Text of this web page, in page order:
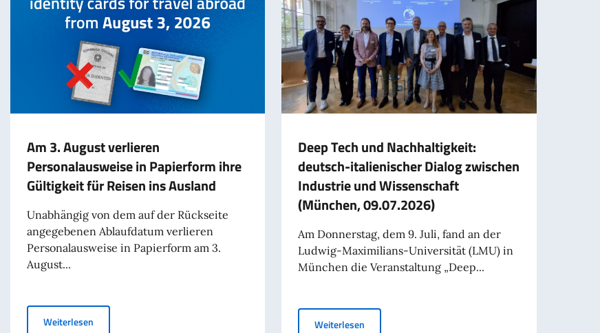
Am 3. August verlieren
Personalausweise in Papierform ihre
Gültigkeit für Reisen ins Ausland
Unabhängig von dem auf der Rückseite
angegebenen Ablaufdatum verlieren
Personalausweise in Papierform am 3.
August...
WeiterlesenAm 3. August verlieren Personalausweise in Papierform ihre Gültigkeit für Reisen ins Ausland
Deep Tech und Nachhaltigkeit:
deutsch-italienischer Dialog zwischen
Industrie und Wissenschaft
(München, 09.07.2026)
Am Donnerstag, dem 9. Juli, fand an der
Ludwig-Maximilians-Universität (LMU) in
München die Veranstaltung „Deep...
Weiterlesen